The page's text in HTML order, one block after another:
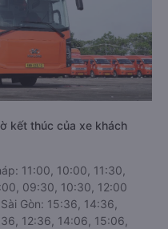
kết thúc của xe khách
11:00, 10:00, 11:30,
09:30, 10:30, 12:00
Gòn: 15:36, 14:36,
12:36, 14:06, 15:06,